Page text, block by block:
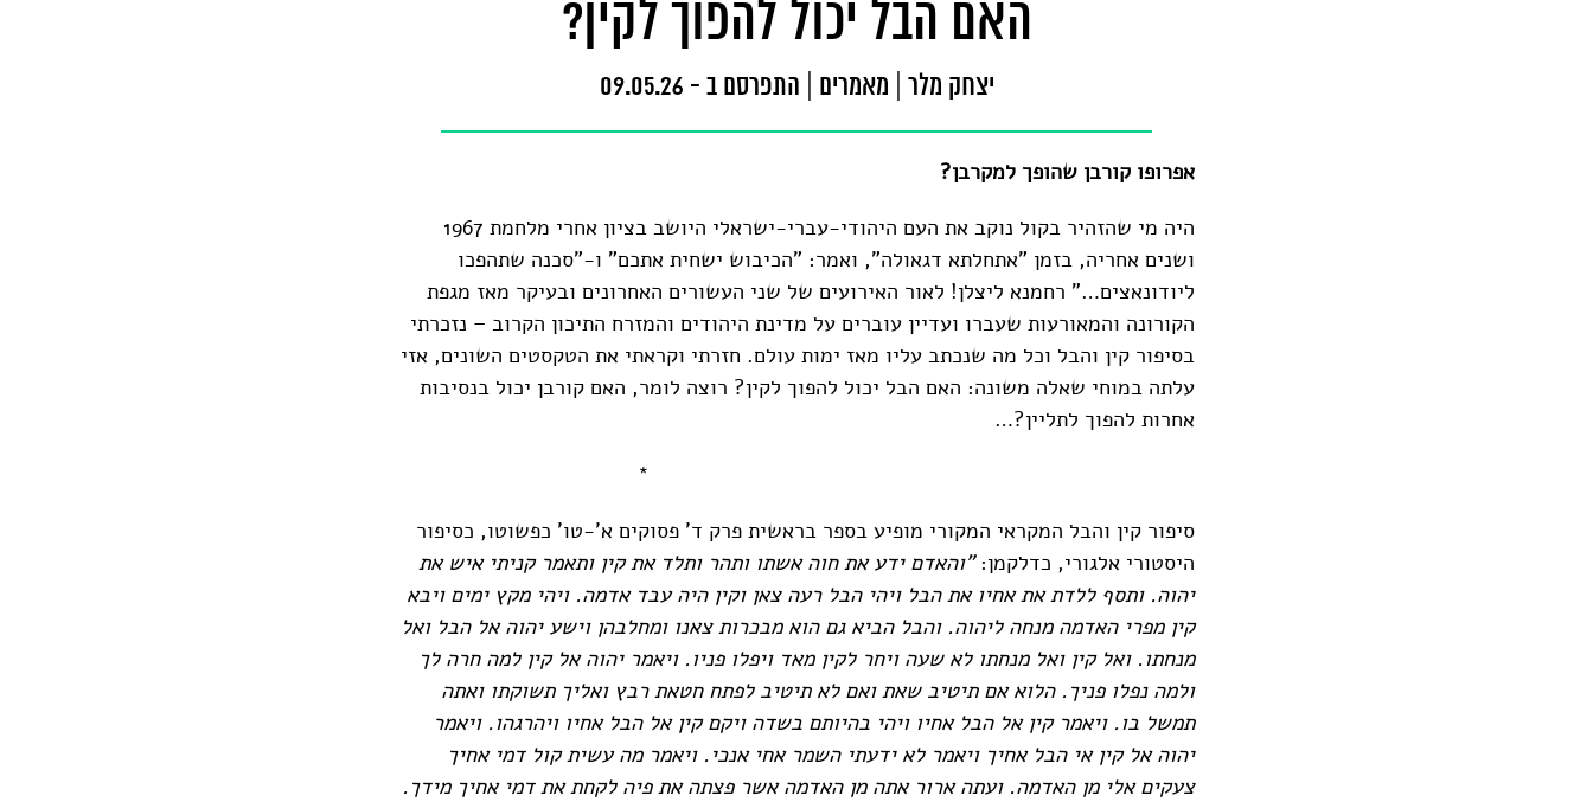
האם הבל יכול להפוך לקין?
יצחק מלר מאמרים התפרסם ב - 09.05.26
אפרופו קורבן שהופך למקרבן?
היה מי שהזהיר בקול נוקב את העם היהודי-עברי-ישראלי היושב בציון אחרי מלחמת 1967
ושנים אחריה, בזמן "אתחלתא דגאולה", ואמר: "הכיבוש ישחית אתכם" ו-"סכנה שתהפכו
ליודונאצים…" רחמנא ליצלן! לאור האירועים של שני העשורים האחרונים ובעיקר מאז מגפת
הקורונה והמאורעות שעברו ועדיין עוברים על מדינת היהודים והמזרח התיכון הקרוב – נזכרתי
בסיפור קין והבל וכל מה שנכתב עליו מאז ימות עולם. חזרתי וקראתי את הטקסטים השונים, אזי
עלתה במוחי שאלה משונה: האם הבל יכול להפוך לקין? רוצה לומר, האם קורבן יכול בנסיבות
אחרות להפוך לתליין?…
*
סיפור קין והבל המקראי המקורי מופיע בספר בראשית פרק ד' פסוקים א'-טו' כפשוטו, כסיפור
היסטורי אלגורי, כדלקמן:"והאדם ידע את חוה אשתו ותהר ותלד את קין ותאמר קניתי איש את
יהוה. ותסף ללדת את אחיו את הבל ויהי הבל רעה צאן וקין היה עבד אדמה. ויהי מקץ ימים ויבא
קין מפרי האדמה מנחה ליהוה. והבל הביא גם הוא מבכרות צאנו ומחלבהן וישע יהוה אל הבל ואל
מנחתו. ואל קין ואל מנחתו לא שעה ויחר לקין מאד ויפלו פניו. ויאמר יהוה אל קין למה חרה לך
ולמה נפלו פניך. הלוא אם תיטיב שאת ואם לא תיטיב לפתח חטאת רבץ ואליך תשוקתו ואתה
תמשל בו. ויאמר קין אל הבל אחיו ויהי בהיותם בשדה ויקם קין אל הבל אחיו ויהרגהו. ויאמר
יהוה אל קין אי הבל אחיך ויאמר לא ידעתי השמר אחי אנכי. ויאמר מה עשית קול דמי אחיך
צעקים אלי מן האדמה. ועתה ארור אתה מן האדמה אשר פצתה את פיה לקחת את דמי אחיך מידך.